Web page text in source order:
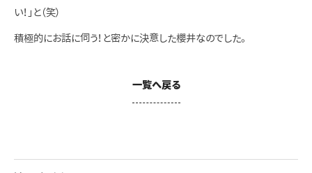
い！」と（笑）
積極的にお話に伺う！と密かに決意した櫻井なのでした。
一覧へ戻る